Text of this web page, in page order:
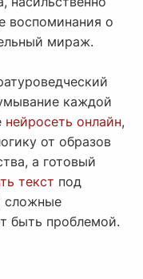
воспоминания о
мираж.
каждой
нейросеть онлайн,
от образов
а готовый
текст под
сложные
быть проблемой.